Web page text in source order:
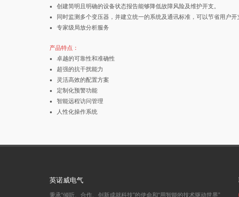
创建简明且明确的设备状态报告能够降低故障⻛险及维护开支。
同时监测多个变压器，并建立统一的系统及通讯标准，可以节省用户开
专家级局放分析服务
产品特点：
卓越的可靠性和准确性
超强的抗干扰能力
灵活高效的配置方案
定制化预警功能
智能远程访问管理
人性化操作系统
英诺威电气
秉承“倾听、合作、创新成就科技”的使命和“用智能的技术驱动世界”